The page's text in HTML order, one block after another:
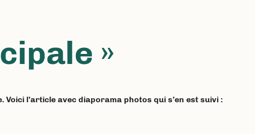
»
l’article avec diaporama photos qui s’en est suivi :